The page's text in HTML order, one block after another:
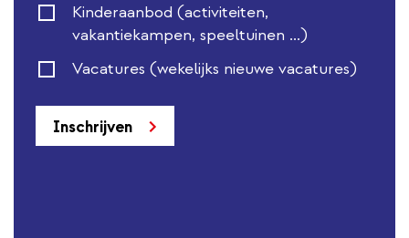
Kinderaanbod (activiteiten,
vakantiekampen, speeltuinen ...)
Vacatures (wekelijks nieuwe vacatures)
Inschrijven